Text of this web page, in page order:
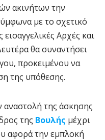
ακινήτων την
με το σχετικό
Αρχές και
θα συναντήσει
προκειμένου να
της υπόθεσης.
της άσκησης
της Βουλής μέχρι
αφορά την εμπλοκή